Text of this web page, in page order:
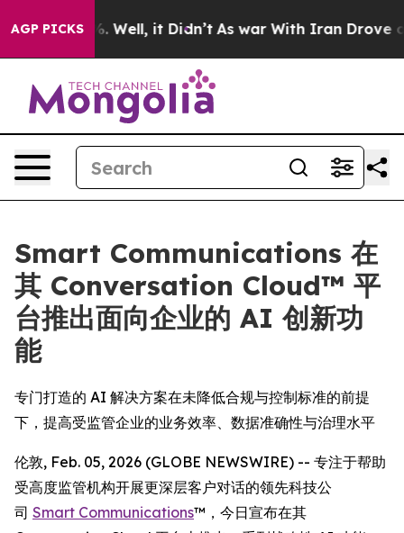
AGP PICKS
40%. Well, it Didn’t As war With Iran Drove oil
Smart Communications 在
其 Conversation Cloud™ 平
台推出面向企业的 AI 创新功
能
专门打造的 AI 解决方案在未降低合规与控制标准的前提
下，提高受监管企业的业务效率、数据准确性与治理水平
伦敦, Feb. 05, 2026 (GLOBE NEWSWIRE) -- 专注于帮助
受高度监管机构开展更深层客户对话的领先科技公
司 Smart Communications™，今日宣布在其